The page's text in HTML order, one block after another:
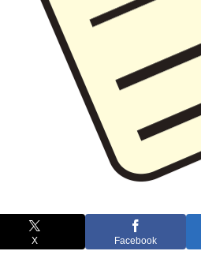
X Facebook